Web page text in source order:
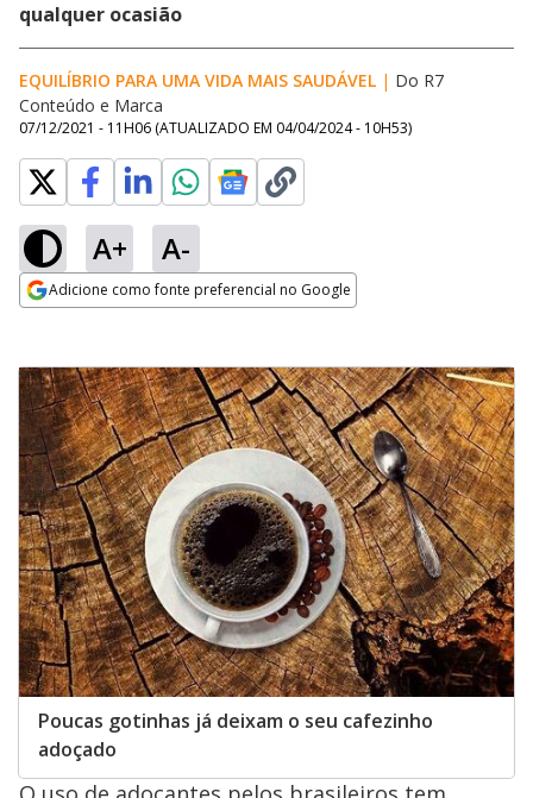
qualquer ocasião
EQUILÍBRIO PARA UMA VIDA MAIS SAUDÁVEL | Do R7
Conteúdo e Marca
07/12/2021 - 11H06 (ATUALIZADO EM 04/04/2024 - 10H53)
A+ A-
Adicione como fonte preferencial no Google
Poucas gotinhas já deixam o seu cafezinho
adoçado